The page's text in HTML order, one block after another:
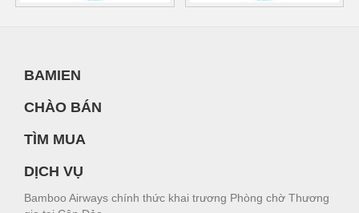
BAMIEN
CHÀO BÁN
TÌM MUA
DỊCH VỤ
Bamboo Airways chính thức khai trương Phòng chờ Thương